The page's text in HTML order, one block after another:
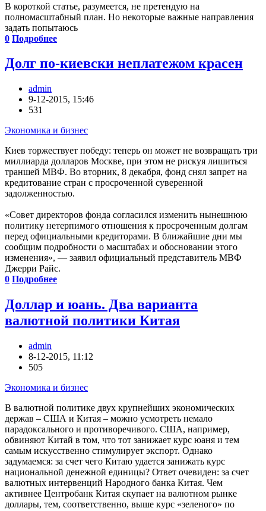
В короткой статье, разумеется, не претендую на
полномасштабный план. Но некоторые важные направления
задать попытаюсь
0 Подробнее
Долг по-киевски неплатежом красен
admin
9-12-2015, 15:46
531
Экономика и бизнес
Киев торжествует победу: теперь он может не возвращать три
миллиарда долларов Москве, при этом не рискуя лишиться
траншей МВФ. Во вторник, 8 декабря, фонд снял запрет на
кредитование стран с просроченной суверенной
задолженностью.
«Совет директоров фонда согласился изменить нынешнюю
политику нетерпимого отношения к просроченным долгам
перед официальными кредиторами. В ближайшие дни мы
сообщим подробности о масштабах и обосновании этого
изменения», — заявил официальный представитель МВФ
Джерри Райс.
0 Подробнее
Доллар и юань. Два варианта
валютной политики Китая
admin
8-12-2015, 11:12
505
Экономика и бизнес
В валютной политике двух крупнейших экономических
держав – США и Китая – можно усмотреть немало
парадоксального и противоречивого. США, например,
обвиняют Китай в том, что тот занижает курс юаня и тем
самым искусственно стимулирует экспорт. Однако
задумаемся: за счет чего Китаю удается занижать курс
национальной денежной единицы? Ответ очевиден: за счет
валютных интервенций Народного банка Китая. Чем
активнее Центробанк Китая скупает на валютном рынке
доллары, тем, соответственно, выше курс «зеленого» по